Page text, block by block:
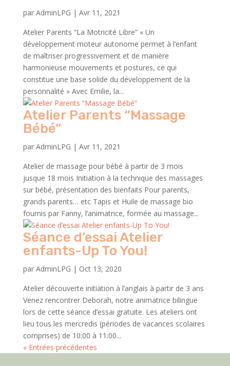
par AdminLPG | Avr 11, 2021
Atelier Parents “La Motricité Libre” « Un
développement moteur autonome permet à l’enfant
de maîtriser progressivement et de manière
harmonieuse mouvements et postures, ce qui
constitue une base solide du développement de la
personnalité » Avec Emilie, la...
Atelier Parents “Massage
Bébé”
par AdminLPG | Avr 11, 2021
Atelier de massage pour bébé à partir de 3 mois
jusque 18 mois Initiation à la technique des massages
sur bébé, présentation des bienfaits Pour parents,
grands parents… etc Tapis et Huile de massage bio
fournis par Fanny, l’animatrice, formée au massage...
Séance d’essai Atelier
enfants-Up To You!
par AdminLPG | Oct 13, 2020
Atelier découverte initiation à l’anglais à partir de 3 ans
Venez rencontrer Deborah, notre animatrice bilingue
lors de cette séance d’essai gratuite. Les ateliers ont
lieu tous les mercredis (périodes de vacances scolaires
comprises) de 10:00 à 11:00...
« Entrées précédentes